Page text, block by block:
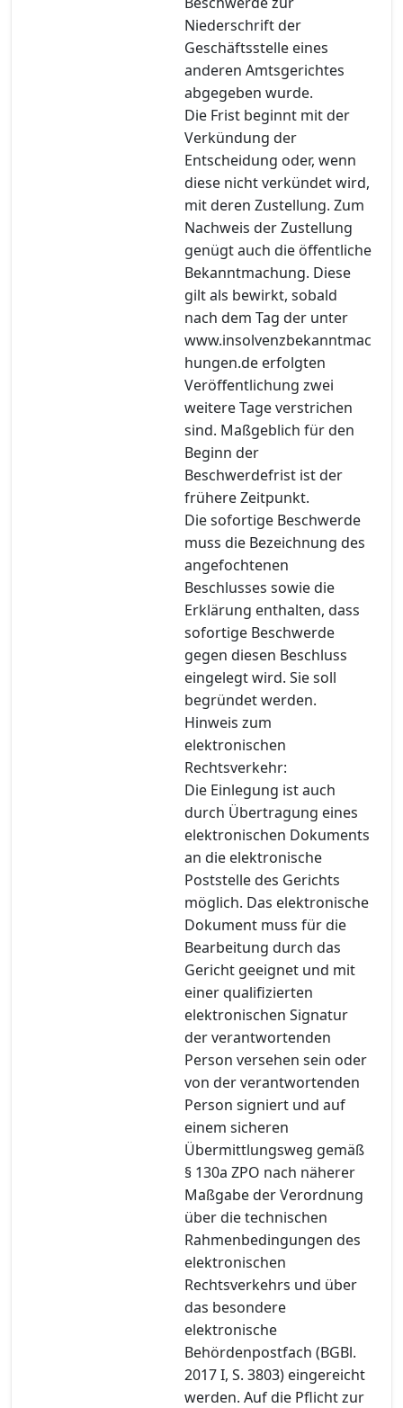
Niederschrift der
Geschäftsstelle eines
anderen Amtsgerichtes
abgegeben wurde.
Die Frist beginnt mit der
Verkündung der
Entscheidung oder, wenn
diese nicht verkündet wird,
mit deren Zustellung. Zum
Nachweis der Zustellung
genügt auch die öffentliche
Bekanntmachung. Diese
gilt als bewirkt, sobald
nach dem Tag der unter
www.insolvenzbekanntmac
hungen.de erfolgten
Veröffentlichung zwei
weitere Tage verstrichen
sind. Maßgeblich für den
Beginn der
Beschwerdefrist ist der
frühere Zeitpunkt.
Die sofortige Beschwerde
muss die Bezeichnung des
angefochtenen
Beschlusses sowie die
Erklärung enthalten, dass
sofortige Beschwerde
gegen diesen Beschluss
eingelegt wird. Sie soll
begründet werden.
Hinweis zum
elektronischen
Rechtsverkehr:
Die Einlegung ist auch
durch Übertragung eines
elektronischen Dokuments
an die elektronische
Poststelle des Gerichts
möglich. Das elektronische
Dokument muss für die
Bearbeitung durch das
Gericht geeignet und mit
einer qualifizierten
elektronischen Signatur
der verantwortenden
Person versehen sein oder
von der verantwortenden
Person signiert und auf
einem sicheren
Übermittlungsweg gemäß
§ 130a ZPO nach näherer
Maßgabe der Verordnung
über die technischen
Rahmenbedingungen des
elektronischen
Rechtsverkehrs und über
das besondere
elektronische
Behördenpostfach (BGBl.
2017 I, S. 3803) eingereicht
werden. Auf die Pflicht zur